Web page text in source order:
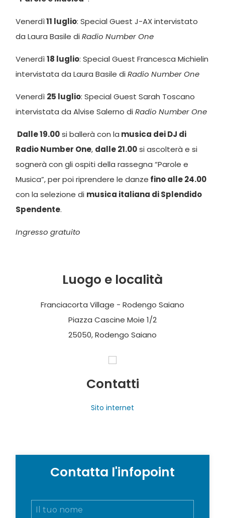
Venerdì11 luglio: Special Guest J-AX intervistato
da Laura Basile diRadio Number One
Venerdì18 luglio: Special Guest Francesca Michielin
intervistata da Laura Basile diRadio Number One
Venerdì 25 luglio: Special Guest Sarah Toscano
intervistata da Alvise Salerno diRadio Number One
Dalle 19.00si ballerà con la musica dei DJ di
Radio Number One, dalle 21.00si ascolterà e si
sognerà con gli ospiti della rassegna “Parole e
Musica”, per poi riprendere le danze fino alle 24.00
con la selezione di musica italiana di Splendido
Spendente.
Ingresso gratuito
Luogo e località
Franciacorta Village - Rodengo Saiano
Piazza Cascine Moie 1/2
25050, Rodengo Saiano
Contatti
Sito internet
Contatta l'infopoint
N